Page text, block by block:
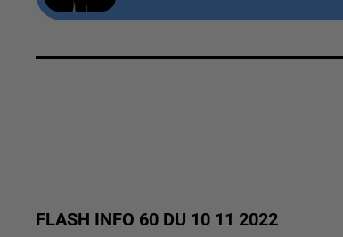
FLASH INFO 60 DU 10 11 2022